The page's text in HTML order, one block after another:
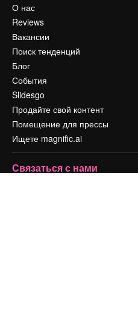
О нас
Reviews
Вакансии
Поиск тенденций
Блог
События
Slidesgo
Продайте свой контент
Помещение для прессы
Ищете magnific.ai
Связаться с нами